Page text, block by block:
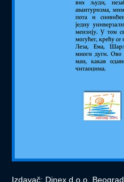
Izdavač: Dinex d.o.o. Beograd